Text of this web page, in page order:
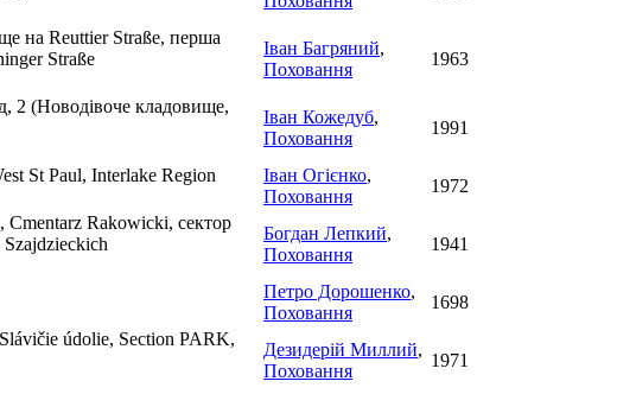
на Reuttier Straße, перша
Straße
Іван Багряний,
Поховання
1963
2 (Новодівоче кладовище,
Іван Кожедуб,
Поховання
1991
St Paul, Interlake Region
Іван Огієнко,
Поховання
1972
Cmentarz Rakowicki, сектор
Богдан Лепкий,
Поховання
1941
Петро Дорошенко,
Поховання
1698
údolie, Section PARK,
Дезидерій Миллий,
Поховання
1971